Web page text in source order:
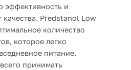
эффективность и
качества. Predstanol Low
количество
которое легко
питание.
принимать